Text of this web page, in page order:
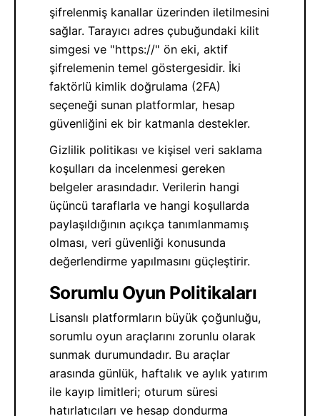
şifrelenmiş kanallar üzerinden iletilmesini
sağlar. Tarayıcı adres çubuğundaki kilit
simgesi ve "https://" ön eki, aktif
şifrelemenin temel göstergesidir. İki
faktörlü kimlik doğrulama (2FA)
seçeneği sunan platformlar, hesap
güvenliğini ek bir katmanla destekler.
Gizlilik politikası ve kişisel veri saklama
koşulları da incelenmesi gereken
belgeler arasındadır. Verilerin hangi
üçüncü taraflarla ve hangi koşullarda
paylaşıldığının açıkça tanımlanmamış
olması, veri güvenliği konusunda
değerlendirme yapılmasını güçleştirir.
Sorumlu Oyun Politikaları
Lisanslı platformların büyük çoğunluğu,
sorumlu oyun araçlarını zorunlu olarak
sunmak durumundadır. Bu araçlar
arasında günlük, haftalık ve aylık yatırım
ile kayıp limitleri; oturum süresi
hatırlatıcıları ve hesap dondurma